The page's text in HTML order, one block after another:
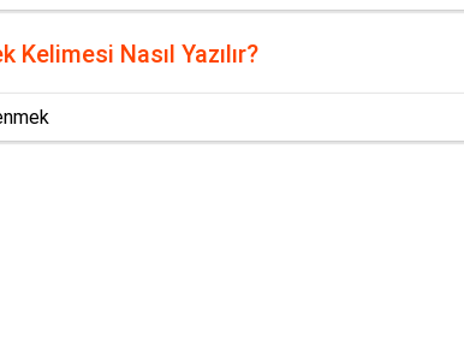
Kelimesi Nasıl Yazılır?